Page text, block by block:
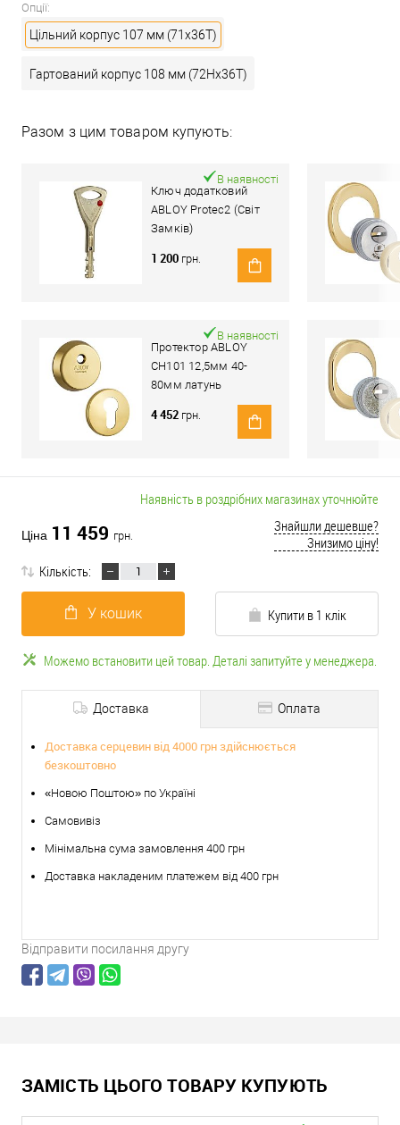
Опції:
Цільний корпус 107 мм (71x36T)
Гартований корпус 108 мм (72Hx36T)
Разом з цим товаром купують:
Ключ додатковий
ABLOY Protec2 (Світ
Замків)
В наявності
1 200 грн.
Протектор ABLOY
CH101 12,5мм 40-
80мм латунь
В наявності
4 452 грн.
Наявність в роздрібних магазинах уточнюйте
Ціна 11 459 грн.
Знайшли дешевше?
Знизимо ціну!
Кількість:
У кошик Купити в 1 клік
Можемо встановити цей товар. Деталі запитуйте у менеджера.
Доставка Оплата
Доставка серцевин від 4000 грн здійснюється
безкоштовно
«Новою Поштою» по Україні
Самовивіз
Мінімальна сума замовлення 400 грн
Доставка накладеним платежем від 400 грн
Відправити посилання другу
ЗАМІСТЬ ЦЬОГО ТОВАРУ КУПУЮТЬ